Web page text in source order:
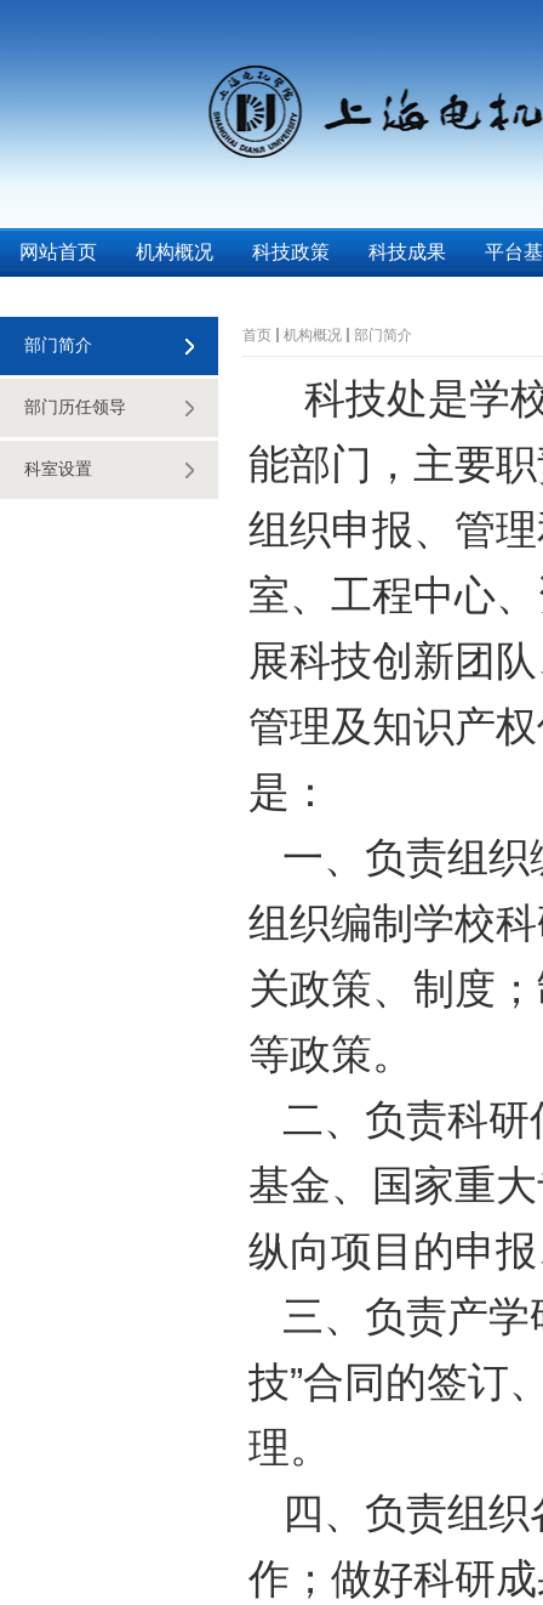
网站首页 机构概况 科技政策 科技成果 平台
部门简介
部门历任领导
科室设置
首页 机构概况 部门简介
科技处是学
能部门，主要
组织申报、管
室、工程中心
展科技创新团
管理及知识产
是：
一、负责组
组织编制学校
关政策、制度
等政策。
二、负责科
基金、国家重
纵向项目的申
三、负责产
技”合同的签订
理。
四、负责组
作；做好科研